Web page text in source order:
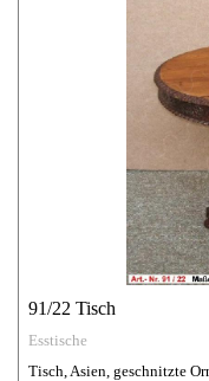
91/22 Tisch
Esstische
Tisch, Asien, geschnitzte